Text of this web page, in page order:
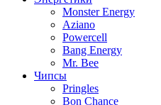
Monster Energy
Aziano
Powercell
Bang Energy
Mr. Bee
Чипсы
Pringles
Bon Chance